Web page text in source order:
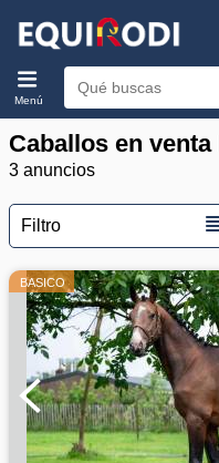
Menú
Caballos en
3 anuncios
Filtro
BASICO